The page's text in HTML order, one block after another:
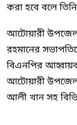
করা হবে বলে
আটোয়ারী
রহমানের
বিএনপির
আটোয়ারী
আলী খান সহ